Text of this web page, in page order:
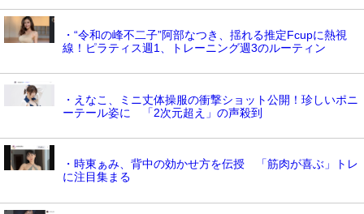
・“令和の峰不二子”阿部なつき、揺れる推定Fcupに熱視
線！ピラティス週1、トレーニング週3のルーティン
・えなこ、ミニ丈体操服の衝撃ショット公開！珍しいポニ
ーテール姿に 「2次元超え」の声殺到
・時東ぁみ、背中の効かせ方を伝授 「筋肉が喜ぶ」トレ
に注目集まる